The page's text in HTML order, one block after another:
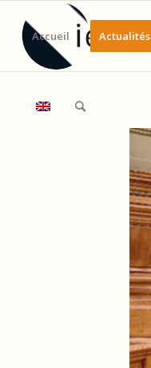
Accueil Actualités